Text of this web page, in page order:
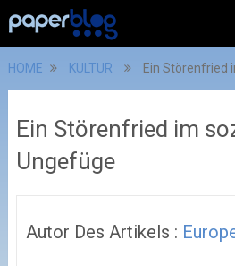
HOME KULTUR Ein Störenfried
Ein Störenfried im
Ungefüge
Autor Des Artikels :